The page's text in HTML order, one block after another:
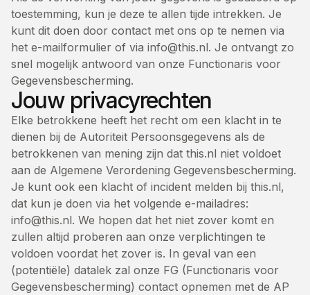
toestemming, kun je deze te allen tijde intrekken. Je
kunt dit doen door contact met ons op te nemen via
het e-mailformulier of via info@this.nl. Je ontvangt zo
snel mogelijk antwoord van onze Functionaris voor
Gegevensbescherming.
Jouw privacyrechten
Elke betrokkene heeft het recht om een klacht in te
dienen bij de Autoriteit Persoonsgegevens als de
betrokkenen van mening zijn dat this.nl niet voldoet
aan de Algemene Verordening Gegevensbescherming.
Je kunt ook een klacht of incident melden bij this.nl,
dat kun je doen via het volgende e-mailadres:
info@this.nl. We hopen dat het niet zover komt en
zullen altijd proberen aan onze verplichtingen te
voldoen voordat het zover is. In geval van een
(potentiële) datalek zal onze FG (Functionaris voor
Gegevensbescherming) contact opnemen met de AP